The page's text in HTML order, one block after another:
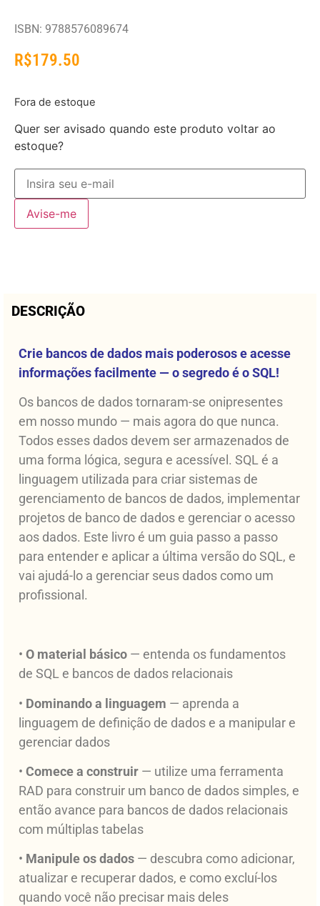
ISBN: 9788576089674
R$179.50
Fora de estoque
Quer ser avisado quando este produto voltar ao
estoque?
Avise-me
DESCRIÇÃO
Crie bancos de dados mais poderosos e acesse
informações facilmente — o segredo é o SQL!
Os bancos de dados tornaram-se onipresentes
em nosso mundo — mais agora do que nunca.
Todos esses dados devem ser armazenados de
uma forma lógica, segura e acessível. SQL é a
linguagem utilizada para criar sistemas de
gerenciamento de bancos de dados, implementar
projetos de banco de dados e gerenciar o acesso
aos dados. Este livro é um guia passo a passo
para entender e aplicar a última versão do SQL, e
vai ajudá-lo a gerenciar seus dados como um
profissional.
• O material básico — entenda os fundamentos
de SQL e bancos de dados relacionais
• Dominando a linguagem — aprenda a
linguagem de definição de dados e a manipular e
gerenciar dados
• Comece a construir — utilize uma ferramenta
RAD para construir um banco de dados simples, e
então avance para bancos de dados relacionais
com múltiplas tabelas
• Manipule os dados — descubra como adicionar,
atualizar e recuperar dados, e como excluí-los
quando você não precisar mais deles